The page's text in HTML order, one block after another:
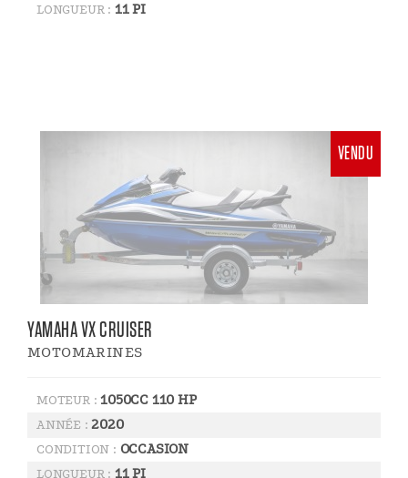
LONGUEUR : 11 PI
VENDU
YAMAHA VX CRUISER
MOTOMARINES
MOTEUR :1050CC 110 HP
ANNÉE :2020
CONDITION : OCCASION
LONGUEUR : 11 PI